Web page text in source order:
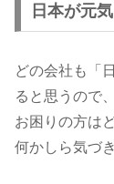
日本が元
どの会社も「
ると思うので、
お困りの方は
何かしら気づ